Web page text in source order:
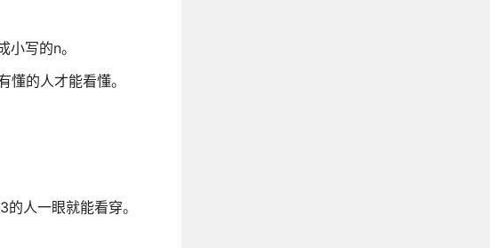
写的n。
的人才能看懂。
人一眼就能看穿。